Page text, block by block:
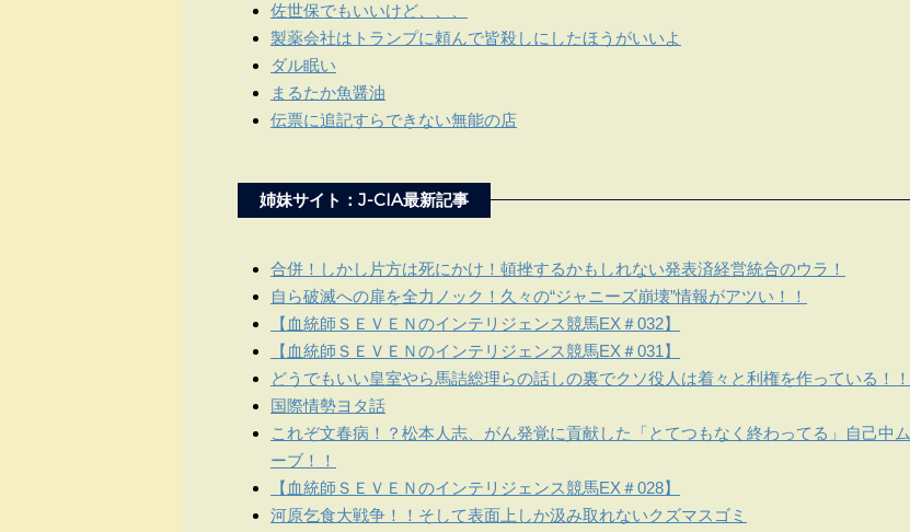
佐世保でもいいけど、、、
製薬会社はトランプに頼んで皆殺しにしたほうがいいよ
ダル眠い
まるたか魚醤油
伝票に追記すらできない無能の店
姉妹サイト：J-CIA最新記事
合併！しかし片方は死にかけ！頓挫するかもしれない発表済経営統合のウラ！
自ら破滅への扉を全力ノック！久々の“ジャニーズ崩壊”情報がアツい！！
【血統師ＳＥＶＥＮのインテリジェンス競馬EX＃032】
【血統師ＳＥＶＥＮのインテリジェンス競馬EX＃031】
どうでもいい皇室やら馬詰総理らの話しの裏でクソ役人は着々と利権を作っている！！
国際情勢ヨタ話
これぞ文春病！？松本人志、がん発覚に貢献した「とてつもなく終わってる」自己中ム
ーブ！！
【血統師ＳＥＶＥＮのインテリジェンス競馬EX＃028】
河原乞食大戦争！！そして表面上しか汲み取れないクズマスゴミ